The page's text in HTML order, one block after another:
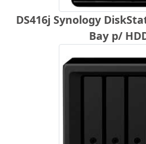
DS416j Synology
Bay p/